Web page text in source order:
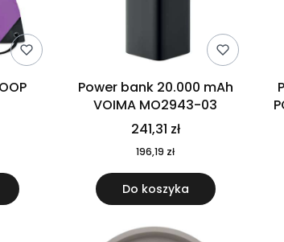
Power bank 20.000 mAh
VOIMA MO2943-03
241,31 zł
196,19 zł
Do koszyka